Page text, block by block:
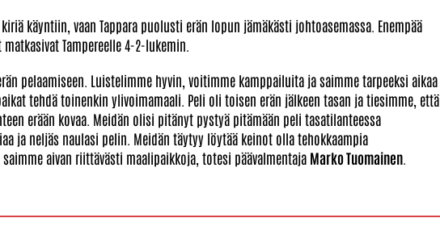
käyntiin, vaan Tappara puolusti erän lopun jämäkästi johtoasemassa. Enempää
Tampereelle 4-2-lukemin.
pelaamiseen. Luistelimme hyvin, voitimme kamppailuita ja saimme tarpeeksi aikaa
tehdä toinenkin ylivoimamaali. Peli oli toisen erän jälkeen tasan ja tiesimme, että
erään kovaa. Meidän olisi pitänyt pystyä pitämään peli tasatilanteessa
ja neljäs naulasi pelin. Meidän täytyy löytää keinot olla tehokkaampia
aivan riittävästi maalipaikkoja, totesi päävalmentaja Marko Tuomainen